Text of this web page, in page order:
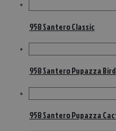
958 Santero Classic
958 Santero Pupazza
958 Santero Pupazza